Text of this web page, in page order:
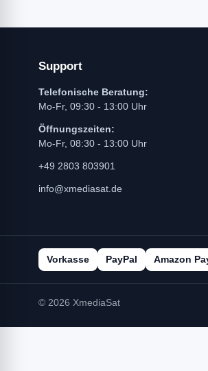
Support
Telefonische Beratung:
Mo-Fr, 09:30 - 13:00 Uhr
Öffnungszeiten:
Mo-Fr, 08:30 - 13:00 Uhr
+49 2803 803901
info@xmediasat.de
Vorkasse PayPal Amazon
© 2026 XmediaSat